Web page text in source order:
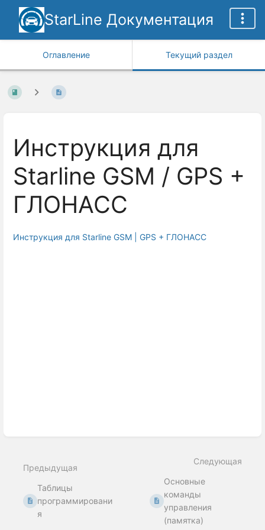
StarLine Документация
Оглавление Текущий раздел
Инструкция для
Starline GSM / GPS +
ГЛОНАСС
Инструкция для Starline GSM | GPS + ГЛОНАСС
Предыдущая
Таблицы
программировани
я
Следующая
Основные
команды
управления
(памятка)